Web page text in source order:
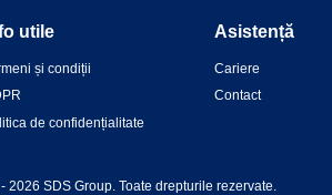
utile
și condiții
de confidențialitate
Asistență
Cariere
Contact
2026 SDS Group. Toate drepturile rezervate.